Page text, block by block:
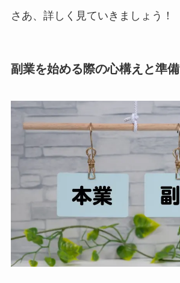
さあ、詳しく見ていきましょう！
副業を始める際の心構えと準備